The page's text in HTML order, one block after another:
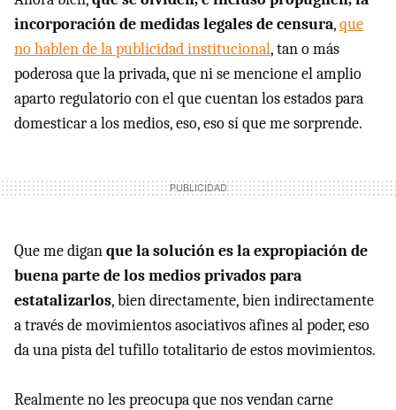
incorporación de medidas legales de censura,que
no hablen de la publicidad institucional, tan o más
poderosa que la privada, que ni se mencione el amplio
aparto regulatorio con el que cuentan los estados para
domesticar a los medios, eso, eso sí que me sorprende.
Que me diganque la solución es la expropiación de
buena parte de los medios privados para
estatalizarlos, bien directamente, bien indirectamente
a través de movimientos asociativos afines al poder, eso
da una pista del tufillo totalitario de estos movimientos.
Realmente no les preocupa que nos vendan carne